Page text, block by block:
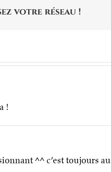
votre réseau !
!
^^ c’est toujours